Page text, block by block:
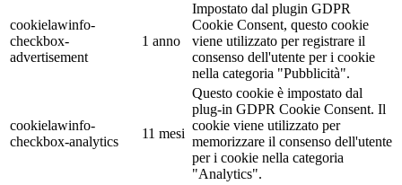
cookielawinfo-
checkbox-
advertisement
1 anno
Impostato dal plugin GDPR
Cookie Consent, questo cookie
viene utilizzato per registrare il
consenso dell'utente per i cookie
nella categoria "Pubblicità".
cookielawinfo-
checkbox-analytics
11 mesi
Questo cookie è impostato dal
plug-in GDPR Cookie Consent. Il
cookie viene utilizzato per
memorizzare il consenso dell'utente
per i cookie nella categoria
"Analytics".